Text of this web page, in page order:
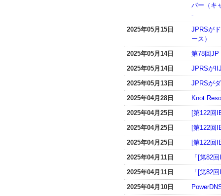
バー（キ
-
2025年05月15日
JPRSが
ース）
2025年05月14日
第78回JP
2025年05月14日
JPRSが
2025年05月13日
JPRSが
2025年04月28日
Knot
2025年04月25日
[第122回
2025年04月25日
[第122回
2025年04月25日
[第122回
2025年04月11日
「[第82
2025年04月11日
「[第82
2025年04月10日